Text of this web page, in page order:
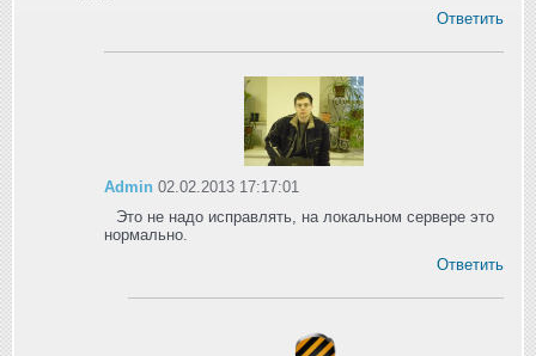
Ответить
Admin 02.02.2013 17:17:01
Это не надо исправлять, на локальном сервере это
нормально.
Ответить